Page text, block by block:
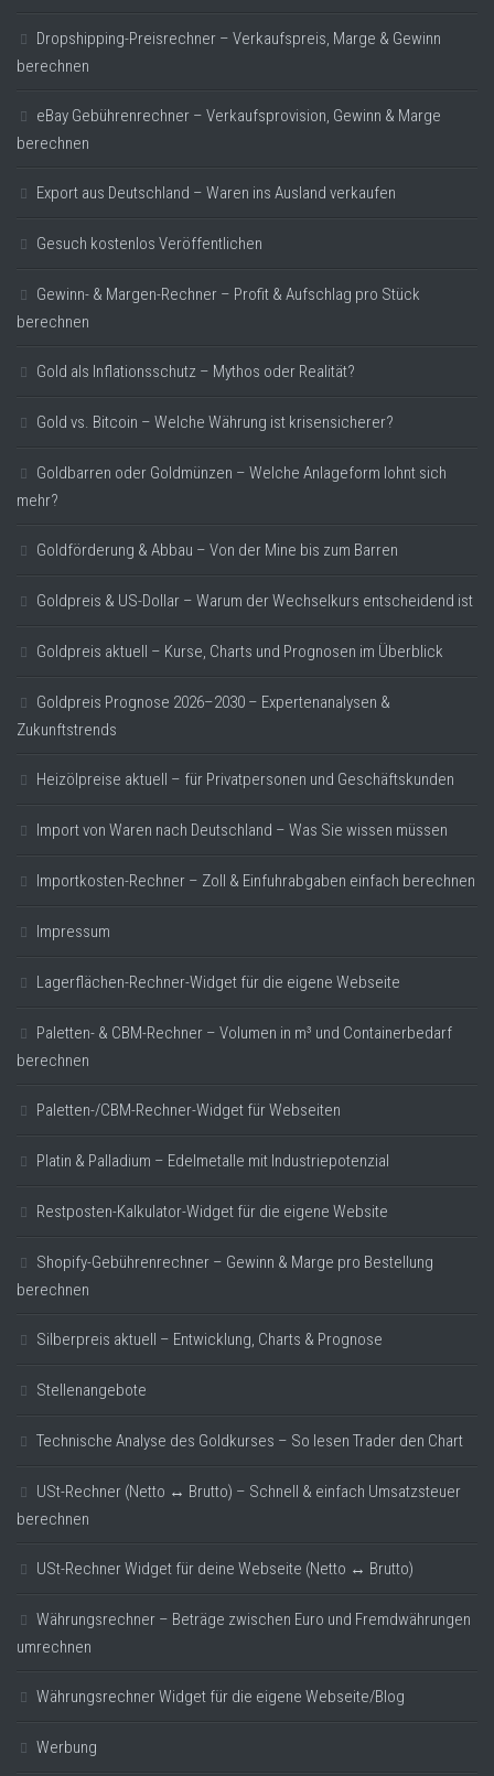
Dropshipping-Preisrechner – Verkaufspreis, Marge & Gewinn
berechnen
eBay Gebührenrechner – Verkaufsprovision, Gewinn & Marge
berechnen
Export aus Deutschland – Waren ins Ausland verkaufen
Gesuch kostenlos Veröffentlichen
Gewinn- & Margen-Rechner – Profit & Aufschlag pro Stück
berechnen
Gold als Inflationsschutz – Mythos oder Realität?
Gold vs. Bitcoin – Welche Währung ist krisensicherer?
Goldbarren oder Goldmünzen – Welche Anlageform lohnt sich
mehr?
Goldförderung & Abbau – Von der Mine bis zum Barren
Goldpreis & US-Dollar – Warum der Wechselkurs entscheidend ist
Goldpreis aktuell – Kurse, Charts und Prognosen im Überblick
Goldpreis Prognose 2026–2030 – Expertenanalysen &
Zukunftstrends
Heizölpreise aktuell – für Privatpersonen und Geschäftskunden
Import von Waren nach Deutschland – Was Sie wissen müssen
Importkosten-Rechner – Zoll & Einfuhrabgaben einfach berechnen
Impressum
Lagerflächen-Rechner-Widget für die eigene Webseite
Paletten- & CBM-Rechner – Volumen in m³ und Containerbedarf
berechnen
Paletten-/CBM-Rechner-Widget für Webseiten
Platin & Palladium – Edelmetalle mit Industriepotenzial
Restposten-Kalkulator-Widget für die eigene Website
Shopify-Gebührenrechner – Gewinn & Marge pro Bestellung
berechnen
Silberpreis aktuell – Entwicklung, Charts & Prognose
Stellenangebote
Technische Analyse des Goldkurses – So lesen Trader den Chart
USt-Rechner (Netto ↔ Brutto) – Schnell & einfach Umsatzsteuer
berechnen
USt-Rechner Widget für deine Webseite (Netto ↔ Brutto)
Währungsrechner – Beträge zwischen Euro und Fremdwährungen
umrechnen
Währungsrechner Widget für die eigene Webseite/Blog
Werbung